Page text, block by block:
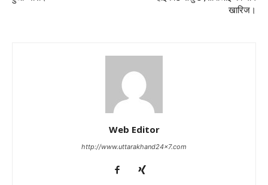
खारिज।
Web Editor
http://www.uttarakhand24x7.com